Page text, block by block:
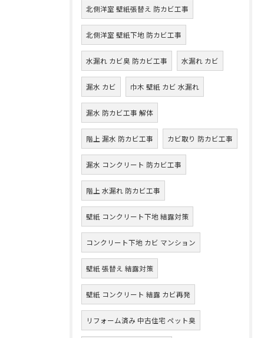
北側洋室 壁紙張替え 防カビ工事
北側洋室 壁紙下地 防カビ工事
水漏れ カビ臭 防カビ工事 水漏れ カビ
漏水 カビ 巾木 壁紙 カビ 水漏れ
漏水 防カビ工事 解体
階上 漏水 防カビ工事 カビ取り 防カビ工事
漏水 コンクリート 防カビ工事
階上 水漏れ 防カビ工事
壁紙 コンクリート下地 結露対策
コンクリート下地 カビ マンション
壁紙 張替え 結露対策
壁紙 コンクリート 結露 カビ再発
リフォーム済み 中古住宅 ペット臭